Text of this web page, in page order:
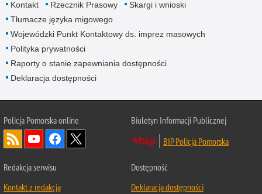
Kontakt Rzecznik Prasowy
Skargi i wnioski
Tłumacze języka migowego
Wojewódzki Punkt Kontaktowy ds. imprez masowych
Polityka prywatności
Raporty o stanie zapewniania dostępności
Deklaracja dostępności
Policja Pomorska online
Biuletyn Informacji Publicznej
BIP Policja Pomorska
Redakcja serwisu
Kontakt z redakcją
Dostępność
Deklaracja dostępności